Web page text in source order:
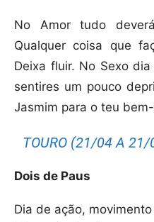
No Amor tudo
Qualquer coisa que
Deixa fluir. No Sexo
sentires um pouco
Jasmim para o teu
TOURO (21/04 A 21/
Dois de Paus
Dia de ação,